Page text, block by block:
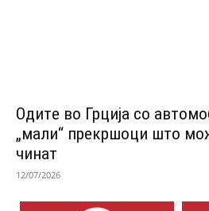
Одитe во Грција со
„мали“ прекршоци што
чинат
12/07/2026